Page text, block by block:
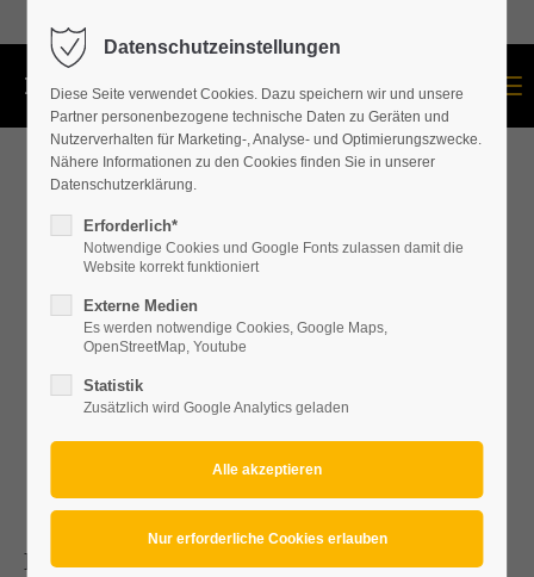
Neue Dachrinne bei Carport + Müllraum
Datenschutzeinstellungen
Diese Seite verwendet Cookies. Dazu speichern wir und unsere
Partner personenbezogene technische Daten zu Geräten und
Nutzerverhalten für Marketing-, Analyse- und Optimierungszwecke.
Nähere Informationen zu den Cookies finden Sie in unserer
Datenschutzerklärung.
Erforderlich*
Notwendige Cookies und Google Fonts zulassen damit die
Website korrekt funktioniert
Externe Medien
Es werden notwendige Cookies, Google Maps,
OpenStreetMap, Youtube
Statistik
Zusätzlich wird Google Analytics geladen